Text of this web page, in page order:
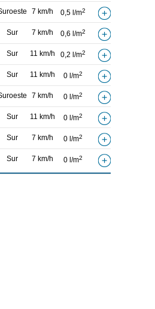
7 km/h 0,5 l/m2
Sur 7 km/h 0,6 l/m2
Sur 11 km/h 0,2 l/m2
Sur 11 km/h 0 l/m2
7 km/h 0 l/m2
Sur 11 km/h 0 l/m2
Sur 7 km/h 0 l/m2
Sur 7 km/h 0 l/m2